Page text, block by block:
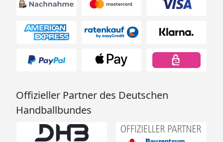
Offizieller Partner des Deutschen
Handballbundes